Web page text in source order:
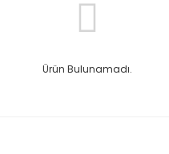
Ürün Bulunamadı.